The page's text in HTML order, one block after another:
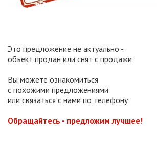
Это предложение не актуально -
объект продан или снят с продажи
Вы можете ознакомиться
с похожими предложениями
или связаться с нами по телефону
Обращайтесь - предложим лучшее!